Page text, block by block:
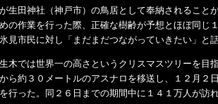
生田神社（神戸市）の鳥居として奉納されること
の作業を行った際、正確な樹齢が予想とほぼ同じ
見市民に対し「まだまだつながっていきたい」と
木では世界一の高さというクリスマスツリーを目
ら約３０メートルのアスナロを移送し、１２月２
行った。同２６日までの期間中に１４１万人が訪